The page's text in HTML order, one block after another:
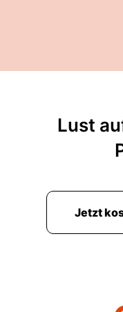
00:02:41: Die
Bindegewebe,
00:02:49: Man
Lust
Jetzt